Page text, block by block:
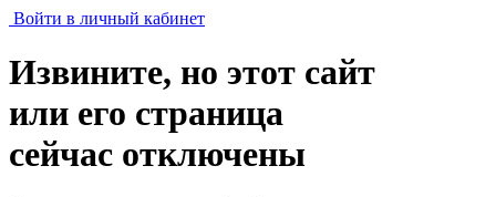
Войти в личный кабинет
Извините, но этот сайт
или его страница
сейчас отключены